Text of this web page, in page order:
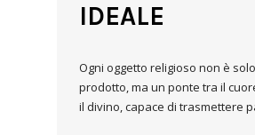
IDEALE
Ogni oggetto religioso non è
prodotto, ma un ponte tra il
il divino, capace di trasmettere